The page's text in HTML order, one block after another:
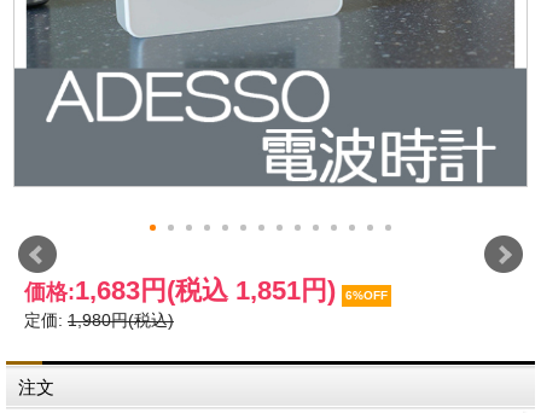
価格:1,683円 (税込 1,851円) 6%OFF
定価: 1,980円(税込)
注文